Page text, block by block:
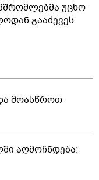
უცხო
გააძევეს
მოასწროთ
აღმოჩნდება: